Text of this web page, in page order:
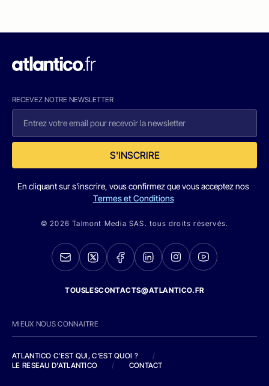
RECEVEZ NOTRE NEWSLETTER
S'INSCRIRE
En cliquant sur s'inscrire, vous confirmez que vous acceptez nos
Termes et Conditions
© 2026 Talmont Media SAS. tous droits réservés.
TOUSLESCONTACTS@ATLANTICO.FR
MIEUX NOUS CONNAITRE
ATLANTICO C'EST QUI, C'EST QUOI ?
/
LE RESEAU D'ATLANTICO
/ CONTACT